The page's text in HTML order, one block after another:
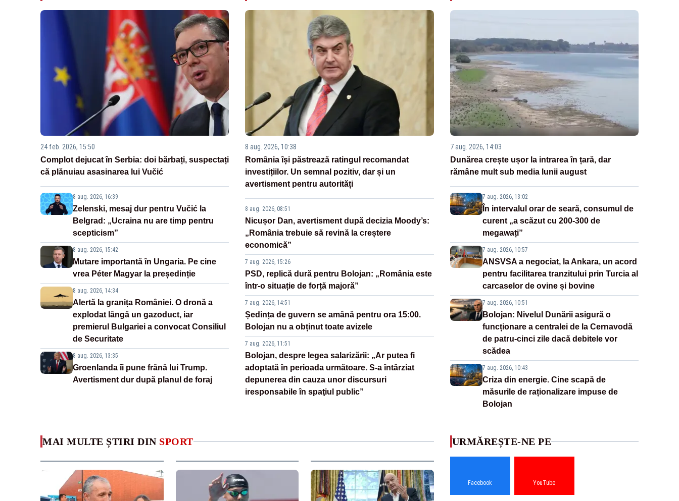
24 feb. 2026, 15:50
Complot dejucat în Serbia: doi bărbați, suspectați
că plănuiau asasinarea lui Vučić
8 aug. 2026, 16:39
Zelenski, mesaj dur pentru Vučić la
Belgrad: „Ucraina nu are timp pentru
scepticism”
8 aug. 2026, 15:42
Mutare importantă în Ungaria. Pe cine
vrea Péter Magyar la președinție
8 aug. 2026, 14:34
Alertă la granița României. O dronă a
explodat lângă un gazoduct, iar
premierul Bulgariei a convocat Consiliul
de Securitate
8 aug. 2026, 13:35
Groenlanda îi pune frână lui Trump.
Avertisment dur după planul de foraj
8 aug. 2026, 10:38
România își păstrează ratingul recomandat
investițiilor. Un semnal pozitiv, dar și un
avertisment pentru autorități
8 aug. 2026, 08:51
Nicușor Dan, avertisment după decizia Moody’s:
„România trebuie să revină la creștere
economică”
7 aug. 2026, 15:26
PSD, replică dură pentru Bolojan: „România este
într-o situație de forță majoră”
7 aug. 2026, 14:51
Ședința de guvern se amână pentru ora 15:00.
Bolojan nu a obținut toate avizele
7 aug. 2026, 11:51
Bolojan, despre legea salarizării: „Ar putea fi
adoptată în perioada următoare. S-a întârziat
depunerea din cauza unor discursuri
iresponsabile în spaţiul public”
7 aug. 2026, 14:03
Dunărea crește ușor la intrarea în țară, dar
rămâne mult sub media lunii august
7 aug. 2026, 13:02
În intervalul orar de seară, consumul de
curent „a scăzut cu 200-300 de
megawați”
7 aug. 2026, 10:57
ANSVSA a negociat, la Ankara, un acord
pentru facilitarea tranzitului prin Turcia al
carcaselor de ovine și bovine
7 aug. 2026, 10:51
Bolojan: Nivelul Dunării asigură o
funcționare a centralei de la Cernavodă
de patru-cinci zile dacă debitele vor
scădea
7 aug. 2026, 10:43
Criza din energie. Cine scapă de
măsurile de raționalizare impuse de
Bolojan
MAI MULTE ȘTIRI DIN SPORT URMĂREȘTE-NE PE
Facebook YouTube